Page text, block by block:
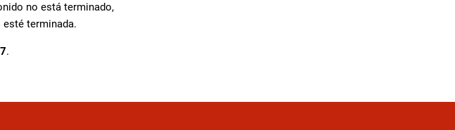
no está terminado,
terminada.
.